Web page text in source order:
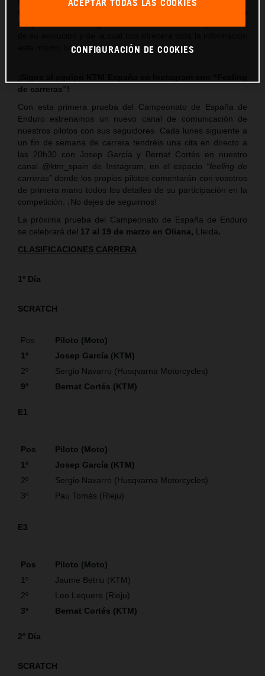
este mismo lunes.
de carreras”!
Con esta primera prueba del Campeonato de España de
Enduro estrenamos un nuevo canal de comunicación de
nuestros pilotos con sus seguidores. Cada lunes siguiente a
un fin de semana de carrera tendréis una cita en directo a
las 20h30 con Josep García y Bernat Cortés en nuestro
canal @ktm_spain de Instagram, en el espacio “feeling de
carreras” donde los propios pilotos comentarán con vosotros
de primera mano todos los detalles de su participación en la
competición. ¡No dejes de seguirnos!
La próxima prueba del Campeonato de España de Enduro
se celebrará del 17 al 19 de marzo en Oliana, Lleida.
CLASIFICACIONES CARRERA
1º Día
SCRATCH
Pos
Piloto (Moto)
1º
Josep García (KTM)
2º
Sergio Navarro (Husqvarna Motorcycles)
9º
Bernat Cortés (KTM)
E1
Pos
Piloto (Moto)
1º
Josep García (KTM)
2º
Sergio Navarro (Husqvarna Motorcycles)
3º
Pau Tomás (Rieju)
E3
Pos
Piloto (Moto)
1º
Jaume Betriu (KTM)
2º
Leo Lequere (Rieju)
3º
Bernat Cortés (KTM)
2º Día
SCRATCH
CONFIGURACIÓN DE COOKIES